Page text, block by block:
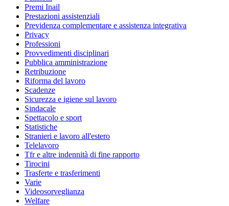
Premi Inail
Prestazioni assistenziali
Previdenza complementare e assistenza integrativa
Privacy
Professioni
Provvedimenti disciplinari
Pubblica amministrazione
Retribuzione
Riforma del lavoro
Scadenze
Sicurezza e igiene sul lavoro
Sindacale
Spettacolo e sport
Statistiche
Stranieri e lavoro all'estero
Telelavoro
Tfr e altre indennità di fine rapporto
Tirocini
Trasferte e trasferimenti
Varie
Videosorveglianza
Welfare